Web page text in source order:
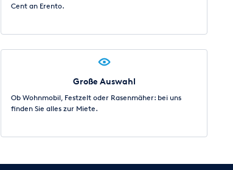
Cent an Erento.
Große Auswahl
Ob Wohnmobil, Festzelt oder Rasenmäher: bei uns
finden Sie alles zur Miete.